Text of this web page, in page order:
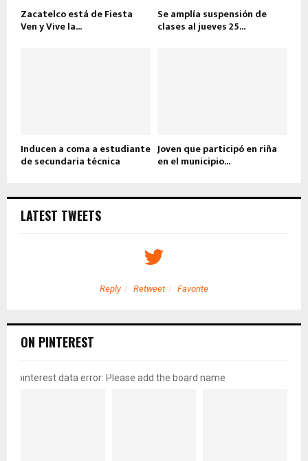
Zacatelco está de Fiesta
Ven y Vive la...
Se amplía suspensión de
clases al jueves 25...
Inducen a coma a estudiante
de secundaria técnica
Joven que participó en riña
en el municipio...
LATEST TWEETS
Reply Retweet Favorite
ON PINTEREST
pinterest data error: Please add the board name